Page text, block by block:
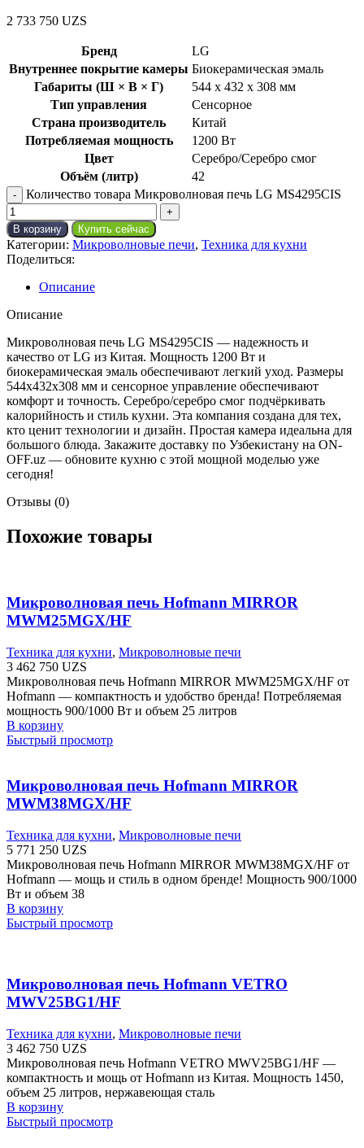
2 733 750 UZS
Бренд
LG
Внутреннее покрытие камеры Биокерамическая эмаль
Габариты (Ш × В × Г)
544 x 432 x 308 мм
Тип управления
Сенсорное
Страна производитель
Китай
Потребляемая мощность
1200 Вт
Цвет
Серебро/Серебро смог
Объём (литр)
42
Количество товара Микроволновая печь LG MS4295CIS
В корзину Купить сейчас
Категории: Микроволновые печи, Техника для кухни
Поделиться:
Описание
Описание
Микроволновая печь LG MS4295CIS — надежность и
качество от LG из Китая. Мощность 1200 Вт и
биокерамическая эмаль обеспечивают легкий уход. Размеры
544x432x308 мм и сенсорное управление обеспечивают
комфорт и точность. Серебро/серебро смог подчёркивать
калорийность и стиль кухни. Эта компания создана для тех,
кто ценит технологии и дизайн. Простая камера идеальна для
большого блюда. Закажите доставку по Узбекистану на ON-
OFF.uz — обновите кухню с этой мощной моделью уже
сегодня!
Отзывы (0)
Похожие товары
Микроволновая печь Hofmann MIRROR
MWM25MGX/HF
Техника для кухни, Микроволновые печи
3 462 750 UZS
Микроволновая печь Hofmann MIRROR MWM25MGX/HF от
Hofmann — компактность и удобство бренда! Потребляемая
мощность 900/1000 Вт и объем 25 литров
В корзину
Быстрый просмотр
Микроволновая печь Hofmann MIRROR
MWM38MGX/HF
Техника для кухни, Микроволновые печи
5 771 250 UZS
Микроволновая печь Hofmann MIRROR MWM38MGX/HF от
Hofmann — мощь и стиль в одном бренде! Мощность 900/1000
Вт и объем 38
В корзину
Быстрый просмотр
Микроволновая печь Hofmann VETRO
MWV25BG1/HF
Техника для кухни, Микроволновые печи
3 462 750 UZS
Микроволновая печь Hofmann VETRO MWV25BG1/HF —
компактность и мощь от Hofmann из Китая. Мощность 1450,
объем 25 литров, нержавеющая сталь
В корзину
Быстрый просмотр